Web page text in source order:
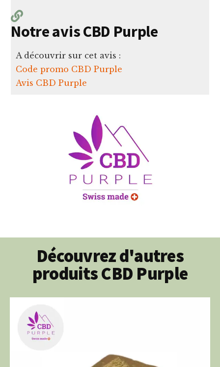
Notre avis CBD Purple
A découvrir sur cet avis :
Code promo CBD Purple
Avis CBD Purple
Découvrez d'autres
produits CBD Purple